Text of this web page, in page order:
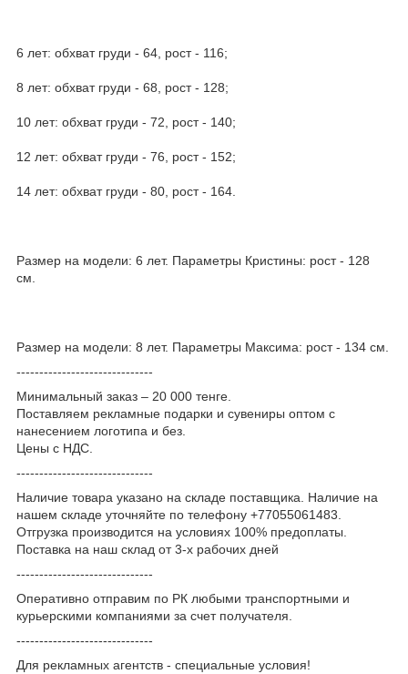
6 лет: обхват груди - 64, рост - 116;
8 лет: обхват груди - 68, рост - 128;
10 лет: обхват груди - 72, рост - 140;
12 лет: обхват груди - 76, рост - 152;
14 лет: обхват груди - 80, рост - 164.
Размер на модели: 6 лет. Параметры Кристины: рост - 128
см.
Размер на модели: 8 лет. Параметры Максима: рост - 134 см.
------------------------------
Минимальный заказ – 20 000 тенге.
Поставляем рекламные подарки и сувениры оптом с
нанесением логотипа и без.
Цены с НДС.
------------------------------
Наличие товара указано на складе поставщика. Наличие на
нашем складе уточняйте по телефону +77055061483.
Отгрузка производится на условиях 100% предоплаты.
Поставка на наш склад от 3-x рабочих дней
------------------------------
Оперативно отправим по РК любыми транспортными и
курьерскими компаниями за счет получателя.
------------------------------
Для рекламных агентств - специальные условия!